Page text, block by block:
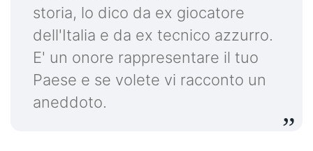
storia, lo dico da ex giocatore
dell'Italia e da ex tecnico azzurro.
E' un onore rappresentare il tuo
Paese e se volete vi racconto un
aneddoto.